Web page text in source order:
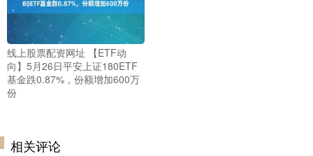
线上股票配资网址 【ETF动
向】5月26日平安上证180ETF
基金跌0.87%，份额增加600万
份
相关评论